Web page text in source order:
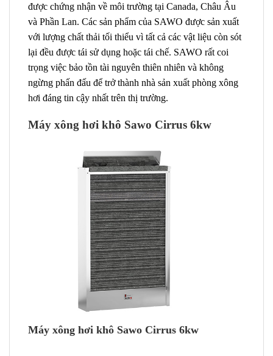
được chứng nhận về môi trường tại Canada, Châu Âu
và Phần Lan. Các sản phẩm của SAWO được sản xuất
với lượng chất thải tối thiểu vì tất cả các vật liệu còn sót
lại đều được tái sử dụng hoặc tái chế. SAWO rất coi
trọng việc bảo tồn tài nguyên thiên nhiên và không
ngừng phấn đấu để trở thành nhà sản xuất phòng xông
hơi đáng tin cậy nhất trên thị trường.
Máy xông hơi khô Sawo Cirrus 6kw
Máy xông hơi khô Sawo Cirrus 6kw